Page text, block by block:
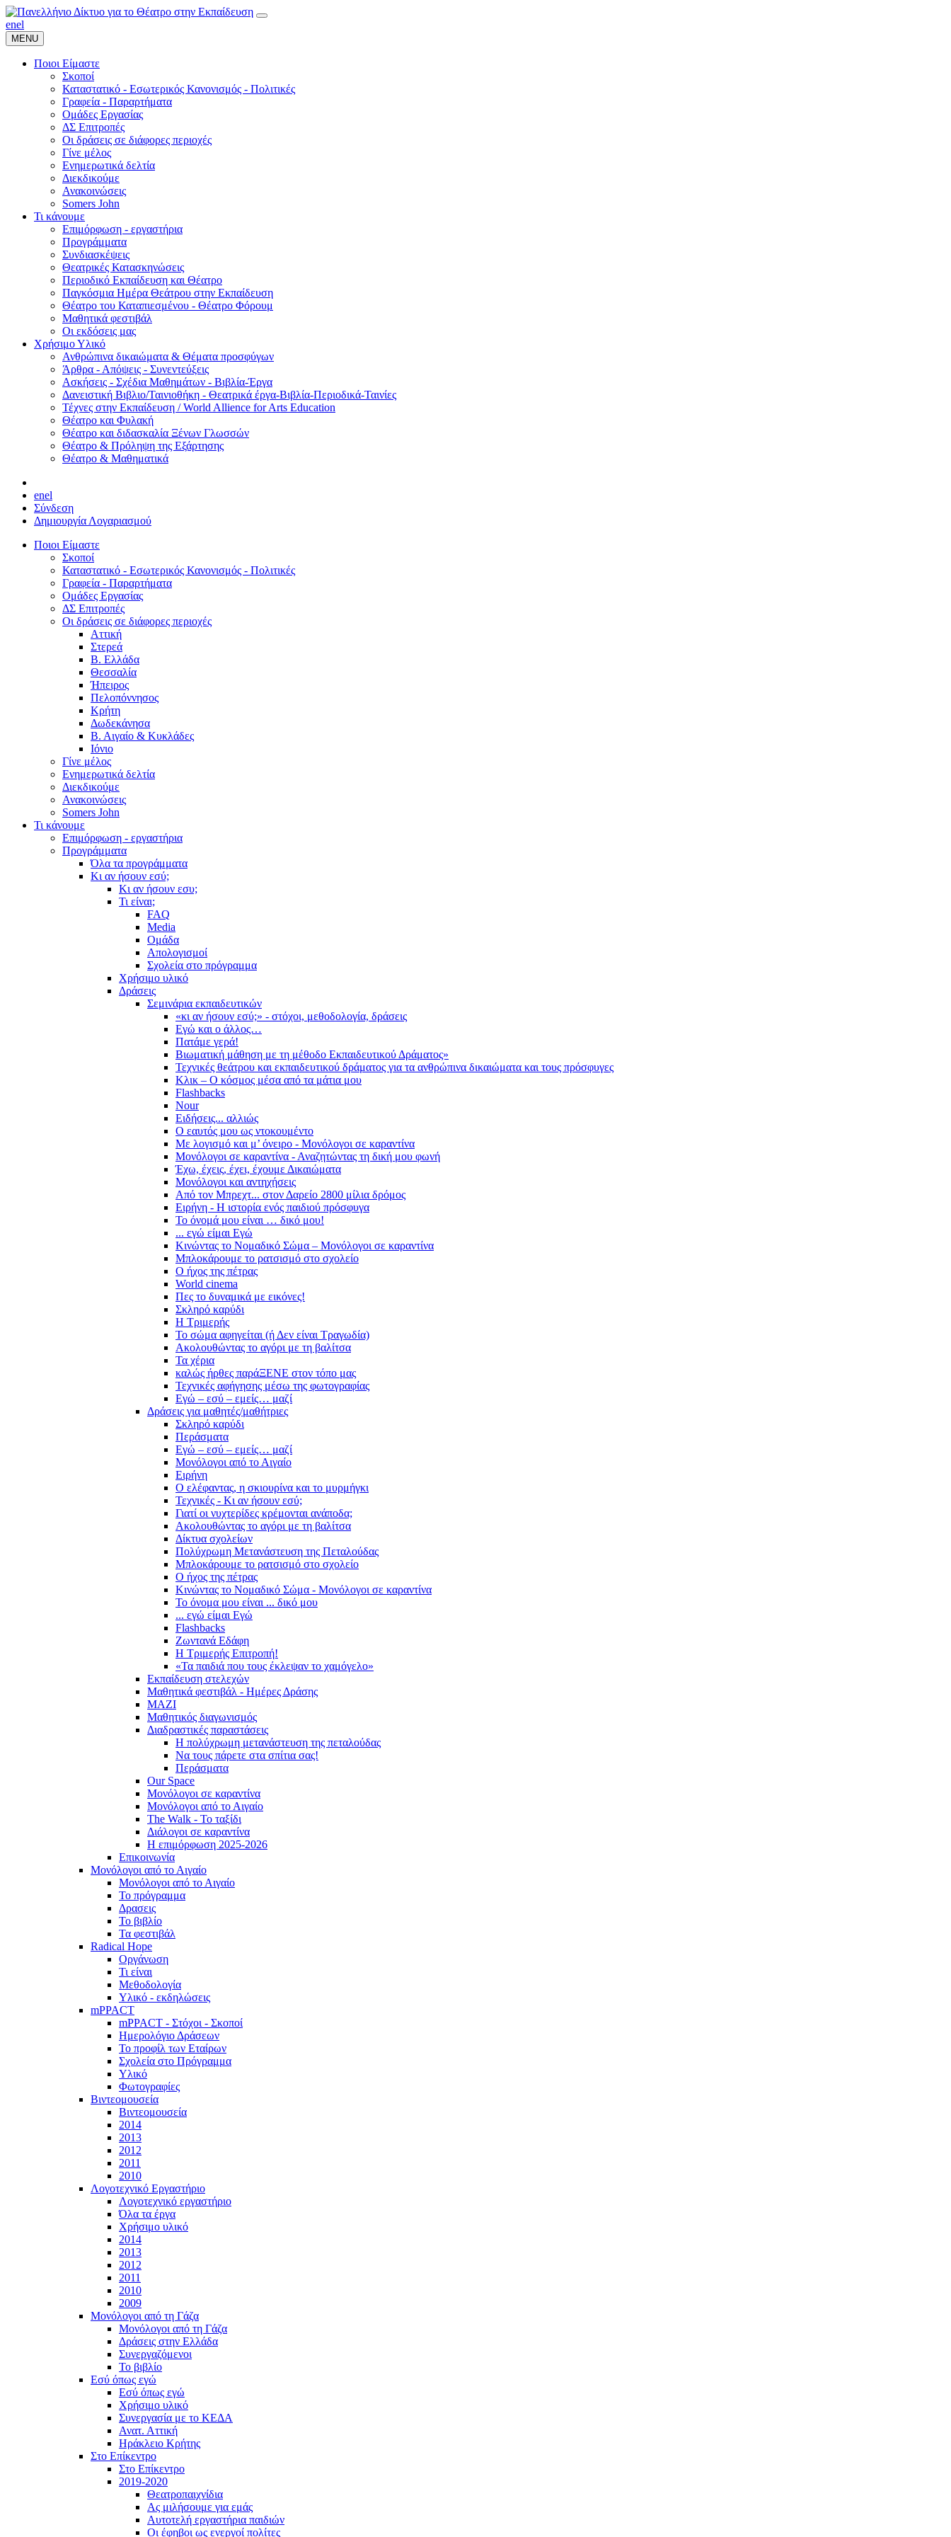
enel
MENU
Ποιοι Είμαστε
Σκοποί
Καταστατικό - Εσωτερικός Κανονισμός - Πολιτικές
Γραφεία - Παραρτήματα
Ομάδες Εργασίας
ΔΣ Επιτροπές
Οι δράσεις σε διάφορες περιοχές
Γίνε μέλος
Ενημερωτικά δελτία
Διεκδικούμε
Ανακοινώσεις
Somers John
Τι κάνουμε
Επιμόρφωση - εργαστήρια
Προγράμματα
Συνδιασκέψεις
Θεατρικές Κατασκηνώσεις
Περιοδικό Εκπαίδευση και Θέατρο
Παγκόσμια Ημέρα Θεάτρου στην Εκπαίδευση
Θέατρο του Καταπιεσμένου - Θέατρο Φόρουμ
Μαθητικά φεστιβάλ
Οι εκδόσεις μας
Χρήσιμο Υλικό
Ανθρώπινα δικαιώματα & Θέματα προσφύγων
Άρθρα - Απόψεις - Συνεντεύξεις
Ασκήσεις - Σχέδια Μαθημάτων - Βιβλία-Έργα
Δανειστική Βιβλιο/Ταινιοθήκη - Θεατρικά έργα-Βιβλία-Περιοδικά-Ταινίες
Τέχνες στην Εκπαίδευση / World Allience for Arts Education
Θέατρο και Φυλακή
Θέατρο και διδασκαλία Ξένων Γλωσσών
Θέατρο & Πρόληψη της Εξάρτησης
Θέατρο & Μαθηματικά
enel
Σύνδεση
Δημιουργία Λογαριασμού
Ποιοι Είμαστε
Σκοποί
Καταστατικό - Εσωτερικός Κανονισμός - Πολιτικές
Γραφεία - Παραρτήματα
Ομάδες Εργασίας
ΔΣ Επιτροπές
Οι δράσεις σε διάφορες περιοχές
Αττική
Στερεά
Β. Ελλάδα
Θεσσαλία
Ήπειρος
Πελοπόννησος
Κρήτη
Δωδεκάνησα
Β. Αιγαίο & Κυκλάδες
Ιόνιο
Γίνε μέλος
Ενημερωτικά δελτία
Διεκδικούμε
Ανακοινώσεις
Somers John
Τι κάνουμε
Επιμόρφωση - εργαστήρια
Προγράμματα
Όλα τα προγράμματα
Κι αν ήσουν εσύ;
Κι αν ήσουν εσυ;
Τι είναι;
FAQ
Media
Ομάδα
Απολογισμοί
Σχολεία στο πρόγραμμα
Χρήσιμο υλικό
Δράσεις
Σεμινάρια εκπαιδευτικών
«κι αν ήσουν εσύ;» - στόχοι, μεθοδολογία, δράσεις
Εγώ και ο άλλος…
Πατάμε γερά!
Βιωματική μάθηση με τη μέθοδο Εκπαιδευτικού Δράματος»
Τεχνικές θεάτρου και εκπαιδευτικού δράματος για τα ανθρώπινα δικαιώματα και τους πρόσφυγες
Κλικ – Ο κόσμος μέσα από τα μάτια μου
Flashbacks
Nour
Ειδήσεις... αλλιώς
Ο εαυτός μου ως ντοκουμέντο
Με λογισμό και μ’ όνειρο - Μονόλογοι σε καραντίνα
Μονόλογοι σε καραντίνα - Αναζητώντας τη δική μου φωνή
Έχω, έχεις, έχει, έχουμε Δικαιώματα
Μονόλογοι και αντηχήσεις
Από τον Μπρεχτ... στον Δαρείο 2800 μίλια δρόμος
Ειρήνη - Η ιστορία ενός παιδιού πρόσφυγα
Το όνομά μου είναι … δικό μου!
... εγώ είμαι Εγώ
Κινώντας το Νομαδικό Σώμα – Μονόλογοι σε καραντίνα
Μπλοκάρουμε το ρατσισμό στο σχολείο
Ο ήχος της πέτρας
World cinema
Πες το δυναμικά με εικόνες!
Σκληρό καρύδι
Η Τριμερής
Το σώμα αφηγείται (ή Δεν είναι Τραγωδία)
Ακολουθώντας το αγόρι με τη βαλίτσα
Τα χέρια
καλώς ήρθες παράΞΕΝΕ στον τόπο μας
Τεχνικές αφήγησης μέσω της φωτογραφίας
Εγώ – εσύ – εμείς… μαζί
Δράσεις για μαθητές/μαθήτριες
Σκληρό καρύδι
Περάσματα
Εγώ – εσύ – εμείς… μαζί
Μονόλογοι από το Αιγαίο
Ειρήνη
Ο ελέφαντας, η σκιουρίνα και το μυρμήγκι
Τεχνικές - Κι αν ήσουν εσύ;
Γιατί οι νυχτερίδες κρέμονται ανάποδα;
Ακολουθώντας το αγόρι με τη βαλίτσα
Δίκτυα σχολείων
Πολύχρωμη Μετανάστευση της Πεταλούδας
Μπλοκάρουμε το ρατσισμό στο σχολείο
Ο ήχος της πέτρας
Κινώντας το Νομαδικό Σώμα - Μονόλογοι σε καραντίνα
Το όνομα μου είναι ... δικό μου
... εγώ είμαι Εγώ
Flashbacks
Ζωντανά Εδάφη
Η Τριμερής Επιτροπή!
«Τα παιδιά που τους έκλεψαν το χαμόγελο»
Εκπαίδευση στελεχών
Μαθητικά φεστιβάλ - Ημέρες Δράσης
ΜΑΖΙ
Μαθητικός διαγωνισμός
Διαδραστικές παραστάσεις
Η πολύχρωμη μετανάστευση της πεταλούδας
Να τους πάρετε στα σπίτια σας!
Περάσματα
Our Space
Μονόλογοι σε καραντίνα
Μονόλογοι από το Αιγαίο
The Walk - Το ταξίδι
Διάλογοι σε καραντίνα
Η επιμόρφωση 2025-2026
Επικοινωνία
Μονόλογοι από το Αιγαίο
Μονόλογοι από το Αιγαίο
Το πρόγραμμα
Δρασεις
Το βιβλίο
Τα φεστιβάλ
Radical Hope
Οργάνωση
Τι είναι
Μεθοδολογία
Υλικό - εκδηλώσεις
mPPACT
mPPACT - Στόχοι - Σκοποί
Ημερολόγιο Δράσεων
Το προφίλ των Εταίρων
Σχολεία στο Πρόγραμμα
Υλικό
Φωτογραφίες
Βιντεομουσεία
Βιντεομουσεία
2014
2013
2012
2011
2010
Λογοτεχνικό Εργαστήριο
Λογοτεχνικό εργαστήριο
Όλα τα έργα
Χρήσιμο υλικό
2014
2013
2012
2011
2010
2009
Μονόλογοι από τη Γάζα
Μονόλογοι από τη Γάζα
Δράσεις στην Ελλάδα
Συνεργαζόμενοι
To βιβλίο
Εσύ όπως εγώ
Εσύ όπως εγώ
Χρήσιμο υλικό
Συνεργασία με το ΚΕΔΑ
Ανατ. Αττική
Ηράκλειο Κρήτης
Στο Επίκεντρο
Στο Επίκεντρο
2019-2020
Θεατροπαιχνίδια
Ας μιλήσουμε για εμάς
Αυτοτελή εργαστήρια παιδιών
Οι έφηβοι ως ενεργοί πολίτες